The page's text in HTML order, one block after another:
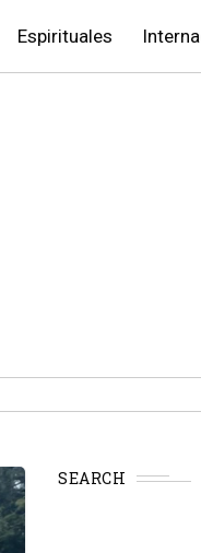
Espirituales
SEARCH